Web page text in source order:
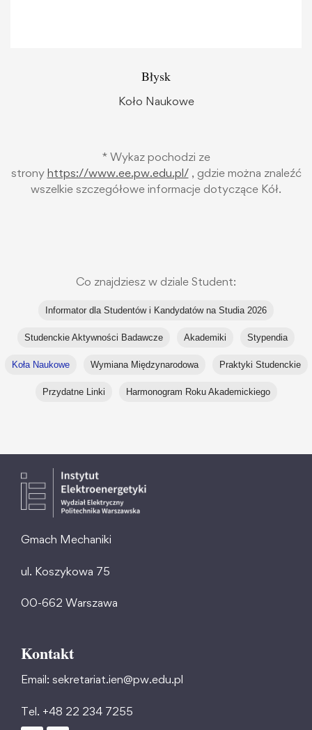
Błysk
Koło Naukowe
* Wykaz pochodzi ze
strony https://www.ee.pw.edu.pl/, gdzie można znaleźć
wszelkie szczegółowe informacje dotyczące Kół.
Co znajdziesz w dziale Student:
Informator dla Studentów i Kandydatów na Studia 2026
Studenckie Aktywności Badawcze Akademiki Stypendia
Koła Naukowe Wymiana Międzynarodowa Praktyki Studenckie
Przydatne Linki Harmonogram Roku Akademickiego
Gmach Mechaniki
ul. Koszykowa 75
00-662 Warszawa
Kontakt
Email: sekretariat.ien@pw.edu.pl
Tel. +48 22 234 7255